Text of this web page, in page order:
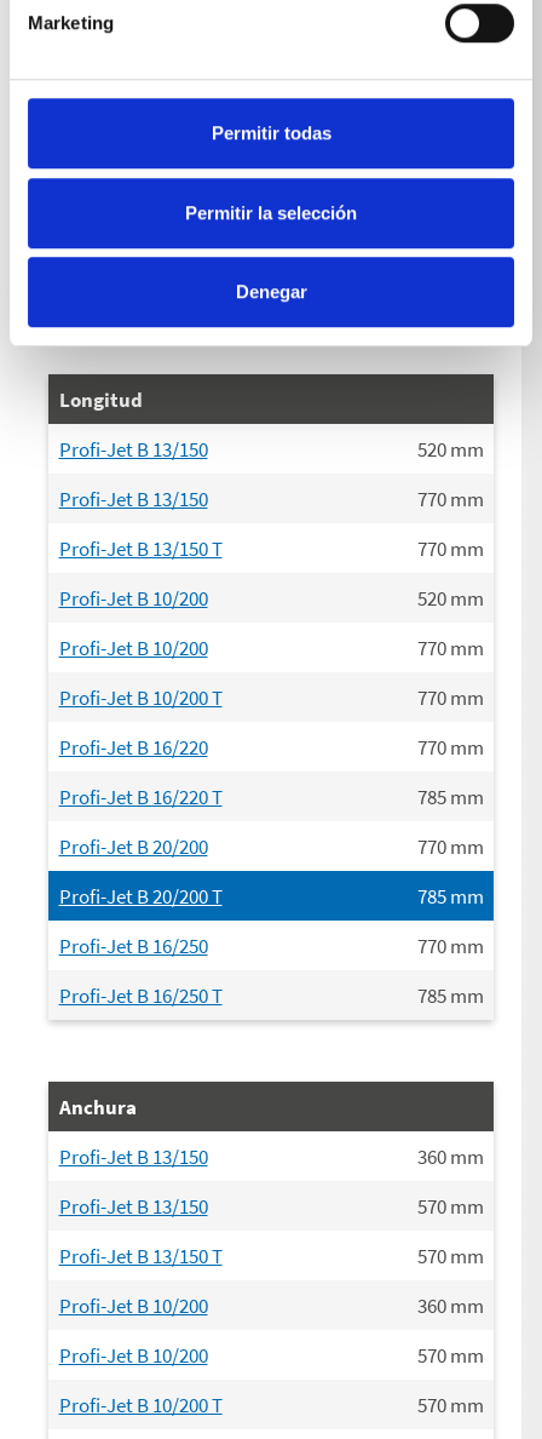
Marketing
Permitir todas
Permitir la selección
Denegar
Profi-Jet B 16/220
24MPa
Profi-Jet B 16/220 T
24MPa
Profi-Jet B 20/200 T
22MPa
Longitud
Profi-Jet B 13/150
520mm
Profi-Jet B 13/150
770mm
Profi-Jet B 13/150 T
770mm
Profi-Jet B 10/200
520mm
Profi-Jet B 10/200
770mm
Profi-Jet B 10/200 T
770mm
Profi-Jet B 16/220
770mm
Profi-Jet B 16/220 T
785mm
Profi-Jet B 20/200
770mm
Profi-Jet B 20/200 T
785mm
Profi-Jet B 16/250
770mm
Profi-Jet B 16/250 T
785mm
Anchura
Profi-Jet B 13/150
360mm
Profi-Jet B 13/150
570mm
Profi-Jet B 13/150 T
570mm
Profi-Jet B 10/200
360mm
Profi-Jet B 10/200
570mm
Profi-Jet B 10/200 T
570mm